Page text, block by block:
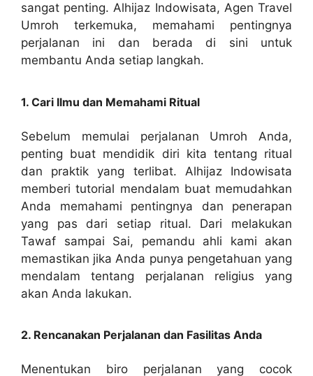
sangat penting. Alhijaz Indowisata, Agen Travel
Umroh terkemuka, memahami pentingnya
perjalanan ini dan berada di sini untuk
membantu Anda setiap langkah.
1. Cari Ilmu dan Memahami Ritual
Sebelum memulai perjalanan Umroh Anda,
penting buat mendidik diri kita tentang ritual
dan praktik yang terlibat. Alhijaz Indowisata
memberi tutorial mendalam buat memudahkan
Anda memahami pentingnya dan penerapan
yang pas dari setiap ritual. Dari melakukan
Tawaf sampai Sai, pemandu ahli kami akan
memastikan jika Anda punya pengetahuan yang
mendalam tentang perjalanan religius yang
akan Anda lakukan.
2. Rencanakan Perjalanan dan Fasilitas Anda
Menentukan biro perjalanan yang cocok